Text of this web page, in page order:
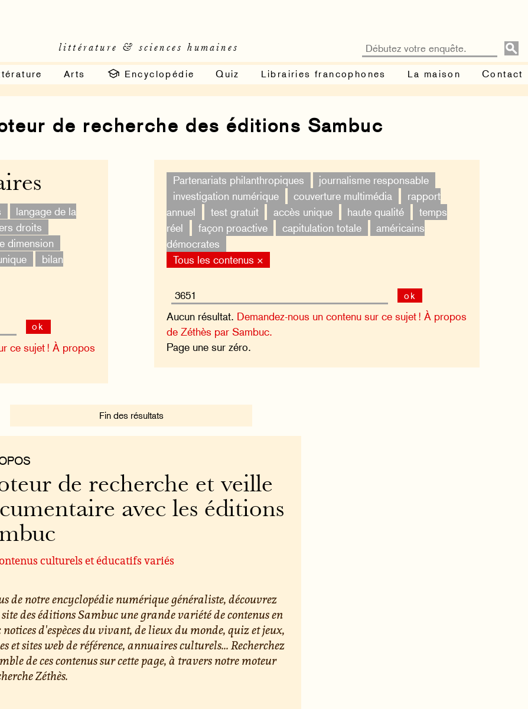
littérature & sciences humaines
Arts Encyclopédie Quiz Librairies francophones La maison Contact
de recherche des éditions Sambuc
Partenariats philanthropiques
journalisme responsable
investigation numérique
couverture multimédia
rapport
annuel
test gratuit accès unique haute qualité
temps
réel
façon proactive capitulation totale
américains
démocrates
Tous les contenus ×
ok
Aucun résultat. Demandez-nous un contenu sur ce sujet ! À propos
de Zéthès par Sambuc.
Page une sur zéro.
langage de la
droits
dimension
bilan
ok
ce sujet ! À propos
Fin des résultats
de recherche et veille
avec les éditions
culturels et éducatifs variés
de notre encyclopédie numérique généraliste, découvrez
des éditions Sambuc une grande variété de contenus en
notices d'espèces du vivant, de lieux du monde, quiz et jeux,
et sites web de référence, annuaires culturels... Recherchez
de ces contenus sur cette page, à travers notre moteur
Zéthès.